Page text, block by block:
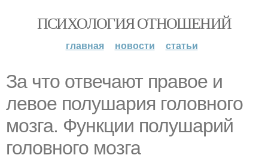
ПСИХОЛОГИЯ ОТНОШЕНИЙ
главная новости статьи
За что отвечают правое и
левое полушария головного
мозга. Функции полушарий
головного мозга